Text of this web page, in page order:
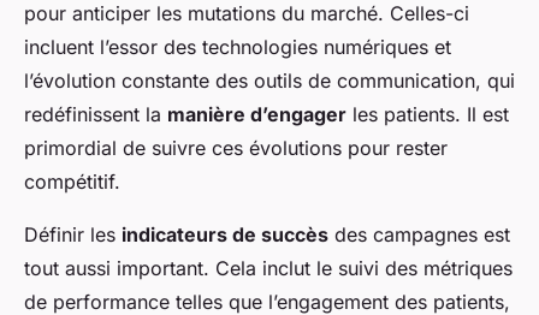
pour anticiper les mutations du marché. Celles-ci
incluent l’essor des technologies numériques et
l’évolution constante des outils de communication, qui
redéfinissent la manière d’engager les patients. Il est
primordial de suivre ces évolutions pour rester
compétitif.
Définir les indicateurs de succès des campagnes est
tout aussi important. Cela inclut le suivi des métriques
de performance telles que l’engagement des patients,